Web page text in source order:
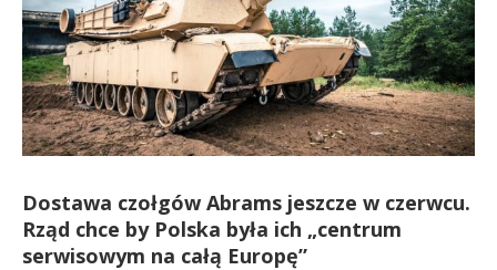
Dostawa czołgów Abrams jeszcze w czerwcu.
Rząd chce by Polska była ich „centrum
serwisowym na całą Europę”